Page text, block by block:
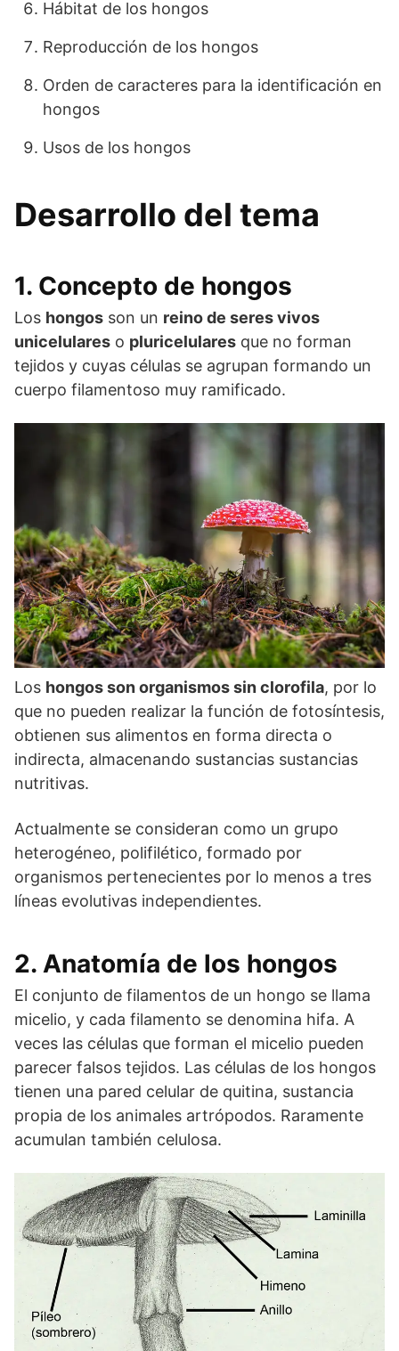
Hábitat de los hongos
Reproducción de los hongos
Orden de caracteres para la identificación en
hongos
Usos de los hongos
Desarrollo del tema
1. Concepto de hongos
Los hongos son un reino de seres vivos
unicelulares o pluricelulares que no forman
tejidos y cuyas células se agrupan formando un
cuerpo filamentoso muy ramificado.
Los hongos son organismos sin clorofila, por lo
que no pueden realizar la función de fotosíntesis,
obtienen sus alimentos en forma directa o
indirecta, almacenando sustancias sustancias
nutritivas.
Actualmente se consideran como un grupo
heterogéneo, polifilético, formado por
organismos pertenecientes por lo menos a tres
líneas evolutivas independientes.
2. Anatomía de los hongos
El conjunto de filamentos de un hongo se llama
micelio, y cada filamento se denomina hifa. A
veces las células que forman el micelio pueden
parecer falsos tejidos. Las células de los hongos
tienen una pared celular de quitina, sustancia
propia de los animales artrópodos. Raramente
acumulan también celulosa.